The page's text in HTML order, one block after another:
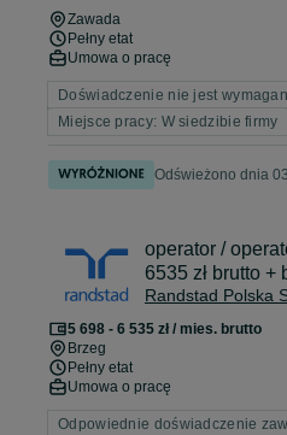
Zawada
Pełny etat
Umowa o pracę
Doświadczenie nie jest
Miejsce pracy: W siedzibie firmy
Odświeżono dnia
operator /
6535 zł brutto +
Randstad Polska
5 698 - 6 535 zł / mies. brutto
Brzeg
Pełny etat
Umowa o pracę
Odpowiednie doświadczenie